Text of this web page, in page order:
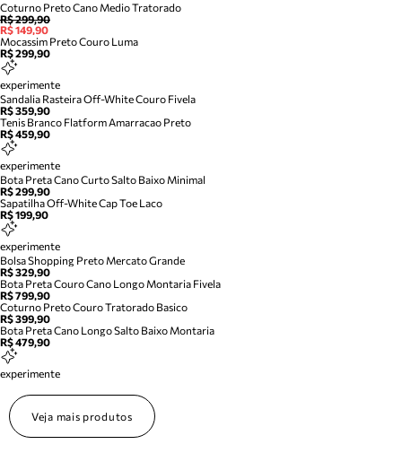
Coturno Preto Cano Medio Tratorado
R$ 299,90
R$ 149,90
Mocassim Preto Couro Luma
R$ 299,90
experimente
Sandalia Rasteira Off-White Couro Fivela
R$ 359,90
Tenis Branco Flatform Amarracao Preto
R$ 459,90
experimente
Bota Preta Cano Curto Salto Baixo Minimal
R$ 299,90
Sapatilha Off-White Cap Toe Laco
R$ 199,90
experimente
Bolsa Shopping Preto Mercato Grande
R$ 329,90
Bota Preta Couro Cano Longo Montaria Fivela
R$ 799,90
Coturno Preto Couro Tratorado Basico
R$ 399,90
Bota Preta Cano Longo Salto Baixo Montaria
R$ 479,90
experimente
Veja mais produtos